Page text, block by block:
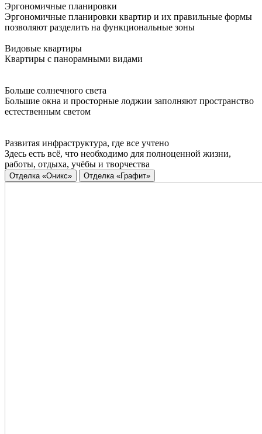
Эргономичные планировки
Эргономичные планировки квартир и их правильные формы
позволяют разделить на функциональные зоны
Видовые квартиры
Квартиры с панорамными видами
Больше солнечного света
Большие окна и просторные лоджии заполняют пространство
естественным светом
Развитая инфраструктура, где все учтено
Здесь есть всё, что необходимо для полноценной жизни,
работы, отдыха, учёбы и творчества
Отделка «Оникс» Отделка «Графит»